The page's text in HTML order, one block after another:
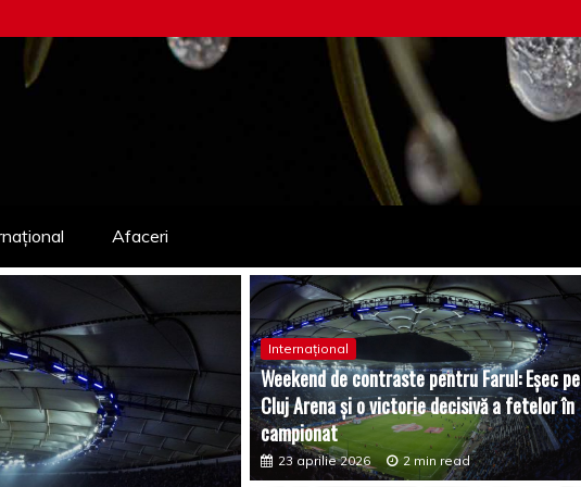
Afaceri
Internațional
Weekend de contraste pentru Farul: Eșec pe
Cluj Arena și o victorie decisivă a fetelor în
campionat
23 aprilie 2026 2 min read